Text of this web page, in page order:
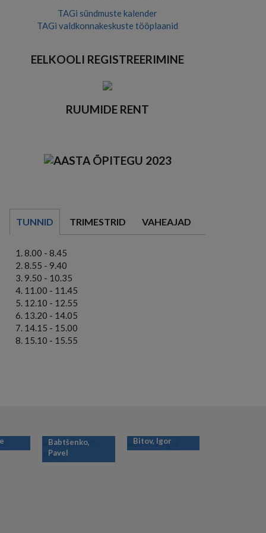
TAGi sündmuste kalender
TAGi valdkonnakeskuste tööplaanid
EELKOOLI REGISTREERIMINE
RUUMIDE RENT
TUNNID TRIMESTRID VAHEAJAD
8.00 - 8.45
8.55 - 9.40
9.50 - 10.35
11.00 - 11.45
12.10 - 12.55
13.20 - 14.05
14.15 - 15.00
15.10 - 15.55
Babtšenko,
Pavel
Bitov, Igor